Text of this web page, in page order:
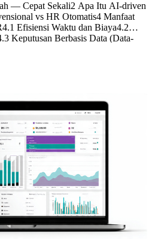
— Cepat Sekali2 Apa Itu AI-driven
vs HR Otomatis4 Manfaat
Efisiensi Waktu dan Biaya4.2
Keputusan Berbasis Data (Data-
Karyawan Lebih
Ukuran Perusahaan5 Contoh
Studi Kasus: […]